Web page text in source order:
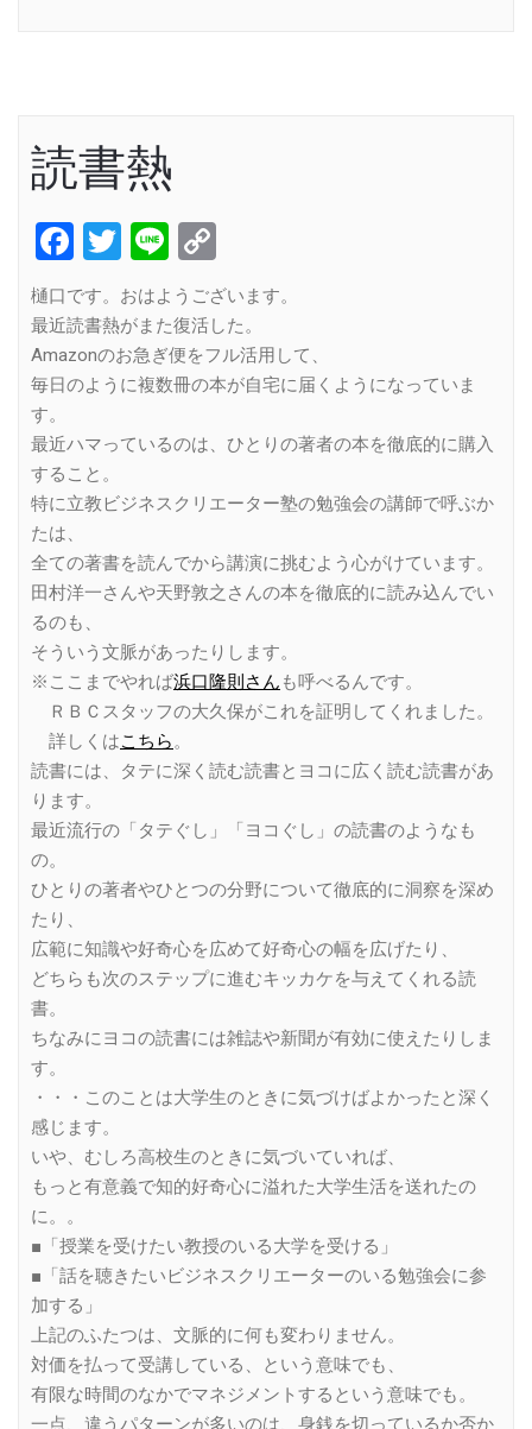
読書熱
Facebook
Twitter
Line
Link
樋口です。おはようございます。
最近読書熱がまた復活した。
Amazonのお急ぎ便をフル活用して、
毎日のように複数冊の本が自宅に届くようになっていま
す。
最近ハマっているのは、ひとりの著者の本を徹底的に購入
すること。
特に立教ビジネスクリエーター塾の勉強会の講師で呼ぶか
たは、
全ての著書を読んでから講演に挑むよう心がけています。
田村洋一さんや天野敦之さんの本を徹底的に読み込んでい
るのも、
そういう文脈があったりします。
※ここまでやれば浜口隆則さん も呼べるんです。
ＲＢＣスタッフの大久保がこれを証明してくれました。
詳しくはこちら。
読書には、タテに深く読む読書とヨコに広く読む読書があ
ります。
最近流行の「タテぐし」「ヨコぐし」の読書のようなも
の。
ひとりの著者やひとつの分野について徹底的に洞察を深め
たり、
広範に知識や好奇心を広めて好奇心の幅を広げたり、
どちらも次のステップに進むキッカケを与えてくれる読
書。
ちなみにヨコの読書には雑誌や新聞が有効に使えたりしま
す。
・・・このことは大学生のときに気づけばよかったと深く
感じます。
いや、むしろ高校生のときに気づいていれば、
もっと有意義で知的好奇心に溢れた大学生活を送れたの
に。。
■「授業を受けたい教授のいる大学を受ける」
■「話を聴きたいビジネスクリエーターのいる勉強会に参
加する」
上記のふたつは、文脈的に何も変わりません。
対価を払って受講している、という意味でも、
有限な時間のなかでマネジメントするという意味でも。
一点、違うパターンが多いのは、身銭を切っているか否か